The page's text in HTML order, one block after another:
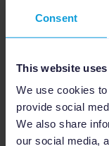
Consent
This website
We use cookies
provide social
We also share
our social media,